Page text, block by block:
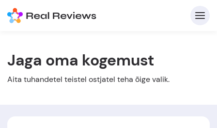
Jaga oma kogemust
Aita tuhandetel teistel ostjatel teha õige valik.